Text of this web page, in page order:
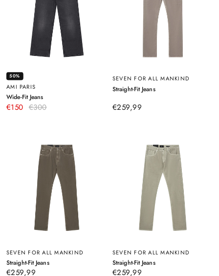
50%
AMI PARIS
Wide-Fit Jeans–
Schwarz
€150 €300
SEVEN FOR ALL MANKIND
Straight-Fit Jeans–
€259,99
SEVEN FOR ALL MANKIND
Straight-Fit Jeans–
€259,99
SEVEN FOR ALL MANKIND
Straight-Fit Jeans–
€259,99